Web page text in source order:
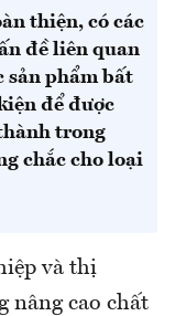
thiện, có các
đề liên quan
sản phẩm bất
để được
trong
chắc cho loại
và thị
nâng cao chất